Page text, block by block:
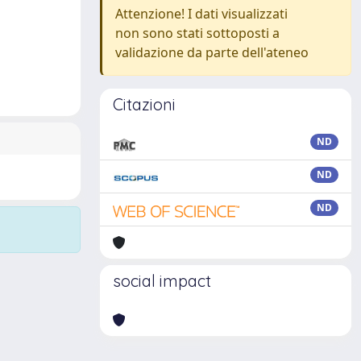
Attenzione! I dati visualizzati
non sono stati sottoposti a
validazione da parte dell'ateneo
Citazioni
ND
ND
ND
social impact